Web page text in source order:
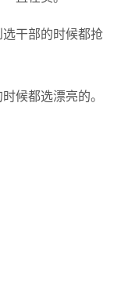
选干部的时候都抢
候都选漂亮的。